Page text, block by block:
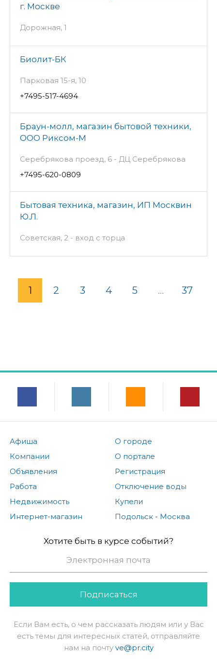
г. Москве
Дорожная, 1
Биолит-БК
Парковая 15-я, 10
+7495-517-4694
Браун-молл, магазин бытовой техники,
ООО Риксом-М
Серебрякова проезд, 6 - ДЦ Серебрякова
+7495-620-0809
Бытовая техника, магазин, ИП Москвин
Ю.Л.
Советская, 2 - вход с торца
1 2 3 4 5 ... 37
Афиша
Компании
Объявления
Работа
Недвижимость
Интернет-магазин
О городе
О портале
Регистрация
Отключение воды
Купели
Подольск - Москва
Хотите быть в курсе событий?
Подписаться
Если Вам есть, о чем рассказать людям или у Вас
есть темы для интересных статей, отправляйте
нам на почту ve@pr.city